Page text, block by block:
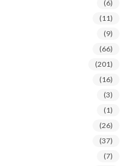
(6)
(11)
(9)
(66)
(201)
(16)
(3)
(1)
(26)
(37)
(7)